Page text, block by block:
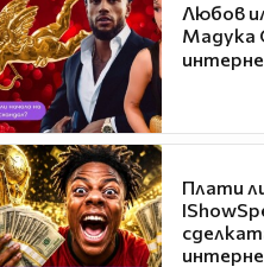
Любов
Мадука
Плати